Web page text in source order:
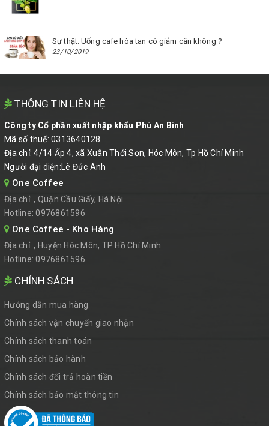
Sự thật: Uống cafe hòa tan có giảm cân không ?
23/10/2019
THÔNG TIN LIÊN HỆ
Công ty Cổ phần xuất nhập khẩu Phú An Bình
Mã số thuế: 0313640128
Địa chỉ: 4/14 Ấp 4, xã Xuân Thới Sơn, Hóc Môn, Tp Hồ Chí Minh
Người đại diện:Lê Đức Anh
One Coffee
Địa chỉ: , Quận Cầu Giấy, Hà Nội
Hotline: 0976861596
One Coffee - Kho Hàng
Địa chỉ: , Huyện Hóc Môn, TP Hồ Chí Minh
Hotline: 0976861596
CHÍNH SÁCH
Hướng dẫn mua hàng
Chính sách vận chuyển giao nhận
Chính sách thanh toán
Chính sách bảo hành
Chính sách đổi trả hoàn tiền
Chính sách bảo mật thông tin